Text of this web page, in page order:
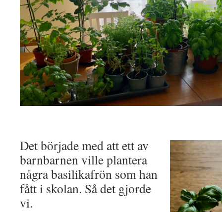
Det började med att ett av
barnbarnen ville plantera
några basilikafrön som han
fått i skolan. Så det gjorde
vi.